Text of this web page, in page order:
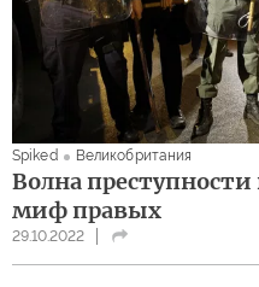
Spiked Великобритания
Волна
миф правых
29.10.2022